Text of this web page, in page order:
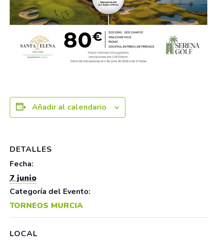
Añadir al calendario
DETALLES
Fecha:
7 junio
Categoría del Evento:
TORNEOS MURCIA
LOCAL